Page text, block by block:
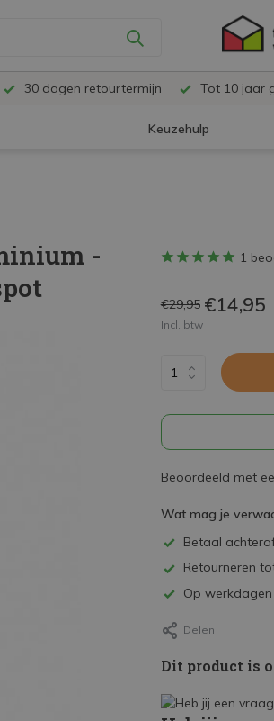
30 dagen retourtermijn Tot 10 jaar
Keuzehulp
-
1
€29,95 €14,95
Incl. btw
Beoordeeld met
Wat mag je
Betaal
Retourneren
Op
Delen
Dit product is